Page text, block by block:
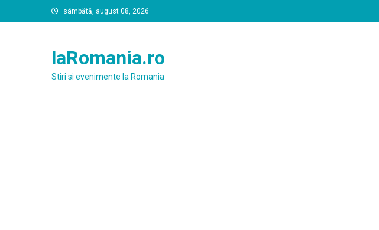
to
sâmbătă, august 08, 2026
laRomania.ro
Stiri si evenimente la Romania